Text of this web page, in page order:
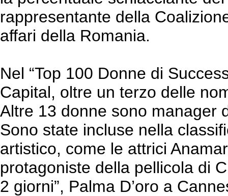
rappresentante della
affari della Romania.
Nel “Top 100 Donne di
Capital, oltre un terzo delle
Altre 13 donne sono manager
Sono state incluse nella
artistico, come le attrici
protagoniste della pellicola di
2 giorni”, Palma D’oro a